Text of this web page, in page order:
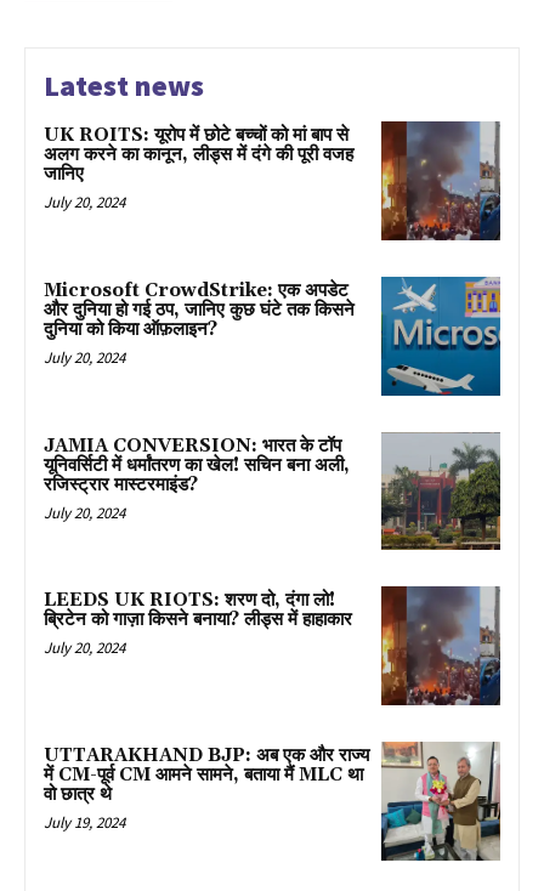
Latest news
UK ROITS: यूरोप में छोटे बच्चों को मां बाप से
अलग करने का कानून, लीड्स में दंगे की पूरी वजह
जानिए
July 20, 2024
Microsoft CrowdStrike: एक अपडेट
और दुनिया हो गई ठप, जानिए कुछ घंटे तक किसने
दुनिया को किया ऑफ़लाइन?
July 20, 2024
JAMIA CONVERSION: भारत के टॉप
यूनिवर्सिटी में धर्मांतरण का खेल! सचिन बना अली,
रजिस्ट्रार मास्टरमाइंड?
July 20, 2024
LEEDS UK RIOTS: शरण दो, दंगा लो!
ब्रिटेन को गाज़ा किसने बनाया? लीड्स में हाहाकार
July 20, 2024
UTTARAKHAND BJP: अब एक और राज्य
में CM-पूर्व CM आमने सामने, बताया मैं MLC था
वो छात्र थे
July 19, 2024